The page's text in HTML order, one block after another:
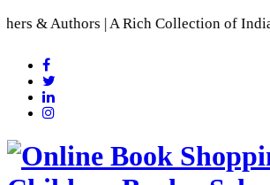
Rich Collection of Indian Languages 📚